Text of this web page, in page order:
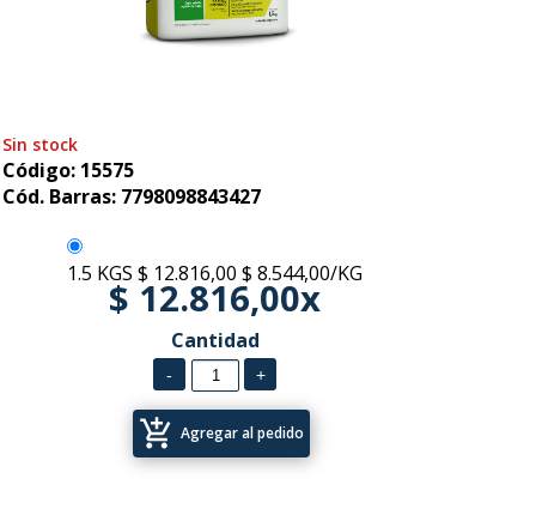
Sin stock
Código: 15575
Cód. Barras: 7798098843427
1.5 KGS $ 12.816,00 $ 8.544,00/KG
$ 12.816,00x
Cantidad
add_shopping_cart Agregar al pedido